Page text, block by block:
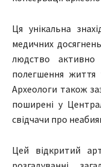
Ця унікальна
медичних
людство активно
полегшення життя
Археологи також
поширені у
свідчачи про
Цей відкритий